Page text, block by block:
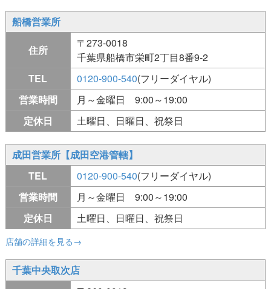
船橋営業所
住所
〒273-0018
千葉県船橋市栄町2丁目8番9-2
TEL
0120-900-540(フリーダイヤル)
営業時間
月～金曜日 9:00～19:00
定休日
土曜日、日曜日、祝祭日
成田営業所【成田空港管轄】
TEL
0120-900-540(フリーダイヤル)
営業時間
月～金曜日 9:00～19:00
定休日
土曜日、日曜日、祝祭日
店舗の詳細を見る→
千葉中央取次店